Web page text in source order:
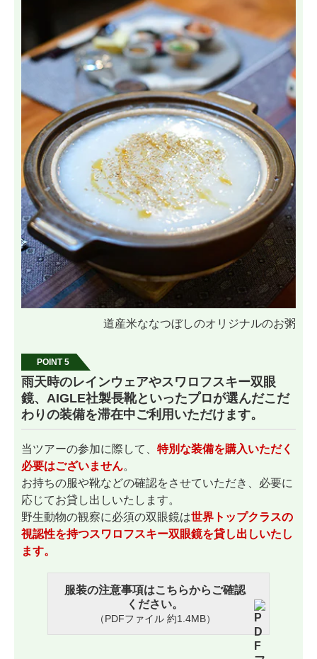
道産米ななつぼしのオリジナルのお粥
POINT 5
雨天時のレインウェアやスワロフスキー双眼
鏡、AIGLE社製長靴といったプロが選んだこだ
わりの装備を滞在中ご利用いただけます。
当ツアーの参加に際して、 特別な装備を購入いただく
必要はございません。
お持ちの服や靴などの確認をさせていただき、必要に
応じてお貸し出しいたします。
野生動物の観察に必須の双眼鏡は世界トップクラスの
視認性を持つスワロフスキー双眼鏡を貸し出しいたし
ます。
服装の注意事項はこちらからご確認
ください。
（PDFファイル 約1.4MB）